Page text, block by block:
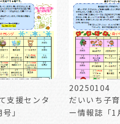
支援センタ
」
20250104
だいいち子
ー情報誌「1